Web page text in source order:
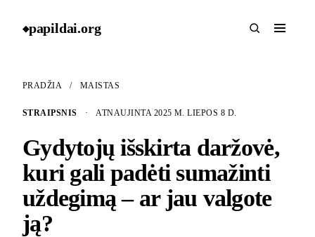
◆papildai.org
PRADŽIA / MAISTAS
STRAIPSNIS · ATNAUJINTA 2025 M. LIEPOS 8 D.
Gydytojų išskirta daržovė,
kuri gali padėti sumažinti
uždegimą – ar jau valgote
ją?